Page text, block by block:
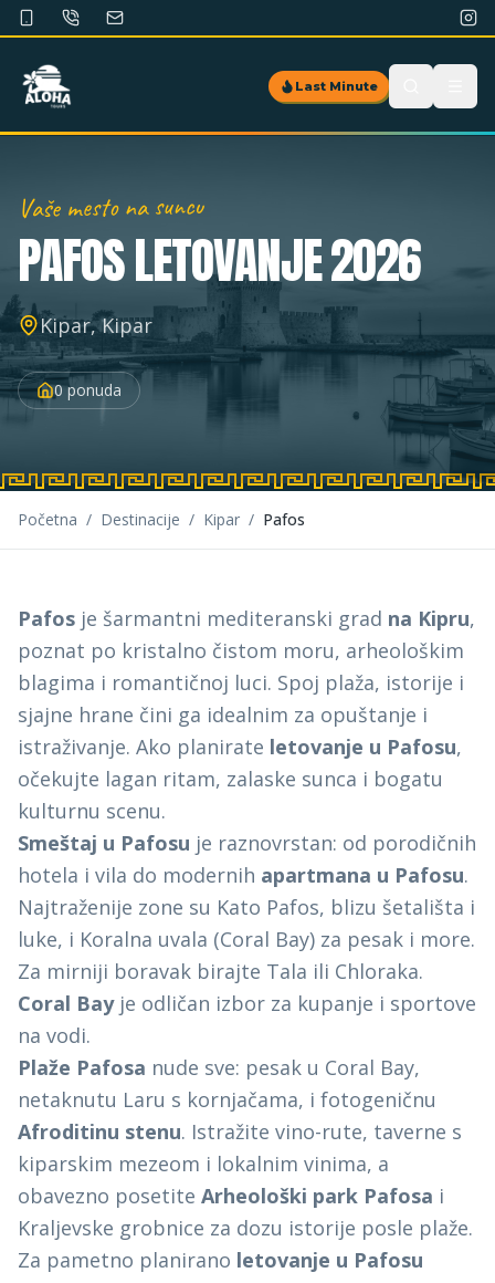
Last Minute
Vaše mesto na suncu
PAFOSLETOVANJE 2026
Kipar, Kipar
0 ponuda
Početna / Destinacije / Kipar / Pafos
Pafos je šarmantni mediteranski grad na Kipru,
poznat po kristalno čistom moru, arheološkim
blagima i romantičnoj luci. Spoj plaža, istorije i
sjajne hrane čini ga idealnim za opuštanje i
istraživanje. Ako planirate letovanje u Pafosu,
očekujte lagan ritam, zalaske sunca i bogatu
kulturnu scenu.
Smeštaj u Pafosu je raznovrstan: od porodičnih
hotela i vila do modernih apartmana u Pafosu.
Najtraženije zone su Kato Pafos, blizu šetališta i
luke, i Koralna uvala (Coral Bay) za pesak i more.
Za mirniji boravak birajte Tala ili Chloraka.
Coral Bayje odličan izbor za kupanje i sportove
na vodi.
Plaže Pafosa nude sve: pesak u Coral Bay,
netaknutu Laru s kornjačama, i fotogeničnu
Afroditinu stenu. Istražite vino-rute, taverne s
kiparskim mezeom i lokalnim vinima, a
obavezno posetite Arheološki park Pafosa i
Kraljevske grobnice za dozu istorije posle plaže.
Za pametno planirano letovanje u Pafosu